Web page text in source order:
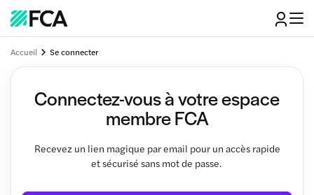
Accueil Se connecter
Connectez-vous à votre espace
membre FCA
Recevez un lien magique par email pour un accès rapide
et sécurisé sans mot de passe.